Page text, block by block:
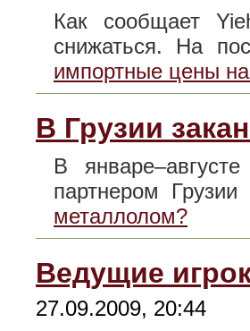
Как сообщает
снижаться. На
импортные цены
В Грузии
В
партнером
металлолом?
Ведущие
27.09.2009, 20:44